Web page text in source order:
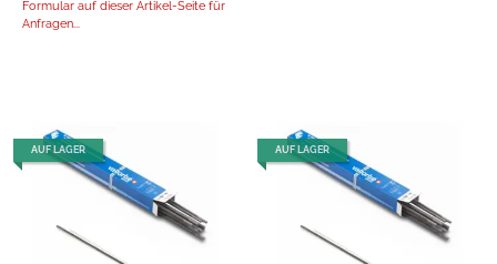
Formular auf dieser Artikel-Seite für
Anfragen...
AUF LAGER AUF LAGER